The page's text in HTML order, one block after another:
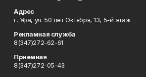
Адрес
г. Уфа, ул. 50 лет Октября, 13, 5-й этаж
Рекламная служба
8(347)272-62-61
Приемная
8(347)272-05-43